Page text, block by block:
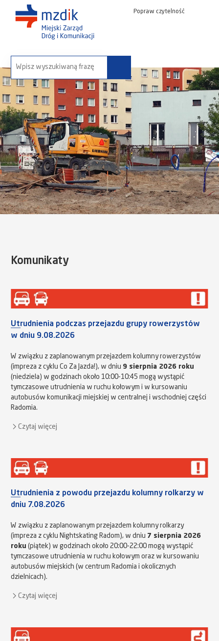
Popraw czytelność
wyszukaj na stronie:
Komunikaty
Utrudnienia podczas przejazdu grupy rowerzystów
w dniu 9.08.2026
W związku z zaplanowanym przejazdem kolumny rowerzystów
(impreza z cyklu Co Za Jazda!), w dniu 9 sierpnia 2026 roku
(niedziela) w godzinach około 10:00-10:45 mogą wystąpić
tymczasowe utrudnienia w ruchu kołowym i w kursowaniu
autobusów komunikacji miejskiej w centralnej i wschodniej części
Radomia.
Czytaj więcej
Utrudnienia z powodu przejazdu kolumny rolkarzy w
dniu 7.08.2026
W związku z zaplanowanym przejazdem kolumny rolkarzy
(impreza z cyklu Nightskating Radom), w dniu 7 sierpnia 2026
roku (piątek) w godzinach około 20:00-22:00 mogą wystąpić
tymczasowe utrudnienia w ruchu kołowym oraz w kursowaniu
autobusów miejskich (w centrum Radomia i okolicznych
dzielnicach).
Czytaj więcej